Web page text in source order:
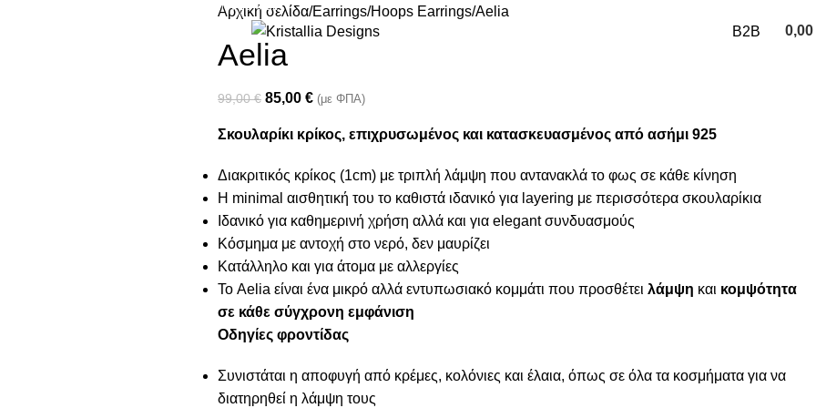
Join our newsletter and enjoy 10% Off
B2B 0,00
Αρχική σελίδα Earrings Hoops Earrings Aelia
Aelia
99,00€ 85,00 € (με ΦΠΑ)
Σκουλαρίκι κρίκος, επιχρυσωμένος και κατασκευασμένος από ασήμι 925
Διακριτικός κρίκος (1cm) με τριπλή λάμψη που αντανακλά το φως σε κάθε κίνηση
Η minimal αισθητική του το καθιστά ιδανικό για layering με περισσότερα σκουλαρίκια
Ιδανικό για καθημερινή χρήση αλλά και για elegant συνδυασμούς
Κόσμημα με αντοχή στο νερό, δεν μαυρίζει
Κατάλληλο και για άτομα με αλλεργίες
Το Aelia είναι ένα μικρό αλλά εντυπωσιακό κομμάτι που προσθέτει λάμψη και κομψότητα
σε κάθε σύγχρονη εμφάνιση
Οδηγίες φροντίδας
Συνιστάται η αποφυγή από κρέμες, κολόνιες και έλαια, όπως σε όλα τα κοσμήματα για να
διατηρηθεί η λάμψη τους